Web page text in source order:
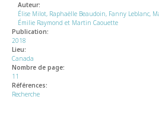
Auteur:
Élise Milot, Raphaëlle Beaudoin, Fanny Leblanc,
Émilie Raymond et Martin Caouette
Publication:
2018
Lieu:
Canada
Nombre de page:
11
Références:
Recherche